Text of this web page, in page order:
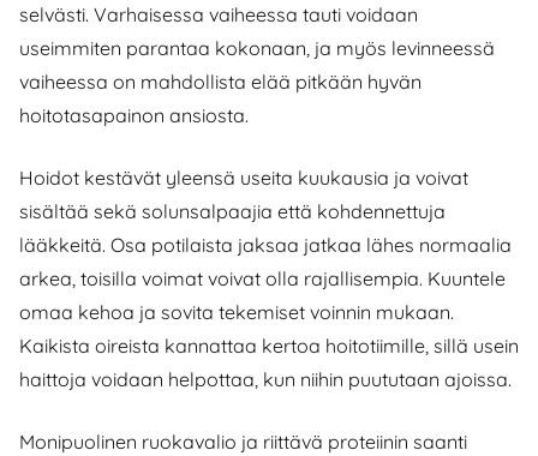
selvästi. Varhaisessa vaiheessa tauti voidaan
useimmiten parantaa kokonaan, ja myös levinneessä
vaiheessa on mahdollista elää pitkään hyvän
hoitotasapainon ansiosta.
Hoidot kestävät yleensä useita kuukausia ja voivat
sisältää sekä solunsalpaajia että kohdennettuja
lääkkeitä. Osa potilaista jaksaa jatkaa lähes normaalia
arkea, toisilla voimat voivat olla rajallisempia. Kuuntele
omaa kehoa ja sovita tekemiset voinnin mukaan.
Kaikista oireista kannattaa kertoa hoitotiimille, sillä usein
haittoja voidaan helpottaa, kun niihin puututaan ajoissa.
Monipuolinen ruokavalio ja riittävä proteiinin saanti